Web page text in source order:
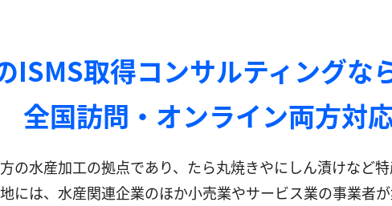
ISMS取得コンサルティングな
全国訪問・オンライン両方対
の水産加工の拠点であり、たら丸焼きやにしん漬けなど
には、水産関連企業のほか小売業やサービス業の事業者